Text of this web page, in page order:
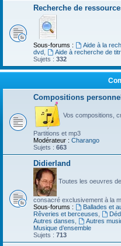
Recherche de
Sous-forums : Aide à la
dvd
Aide à recherche de
Sujets : 332
Compositions
Vos compositions,
Partitions et mp3
Modérateur : Charango
Sujets : 663
Didierland
Toutes les oeuvres
consacré exclusivement à la
Sous-forums :
Ballades et
Rêveries et berceuses
Autres danses
Autres
Musique d’ensemble
Sujets : 713